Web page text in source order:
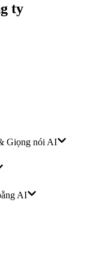
ty
Giọng nói AI
AI